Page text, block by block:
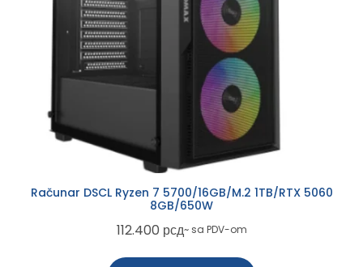
Računar DSCL Ryzen 7 5700/16GB/M.2 1TB/RTX 5060
8GB/650W
112.400 рсд~ sa PDV-om